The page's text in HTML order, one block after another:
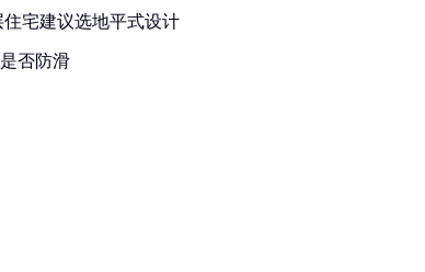
住宅建议选地平式设计
否防滑